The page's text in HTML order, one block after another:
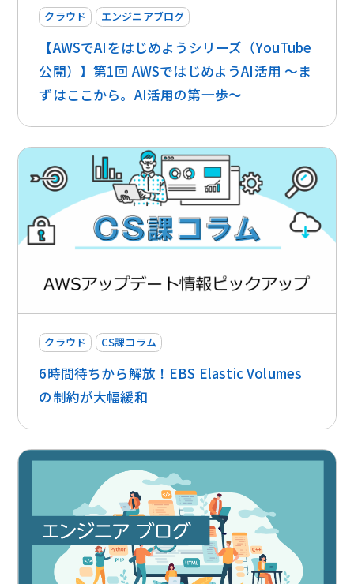
クラウド エンジニアブログ
【AWSでAIをはじめようシリーズ（YouTube
公開）】第1回 AWSではじめようAI活用 〜ま
ずはここから。AI活用の第一歩〜
クラウド CS課コラム
6時間待ちから解放！EBS Elastic Volumes
の制約が大幅緩和